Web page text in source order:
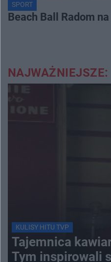
SPORT
Beach Ball Radom
NAJWAŻNIEJSZE:
KULISY HITU TVP
Tajemnica
Tym inspirowali